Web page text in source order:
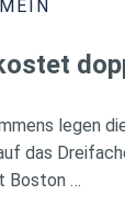
legen
das
Boston …